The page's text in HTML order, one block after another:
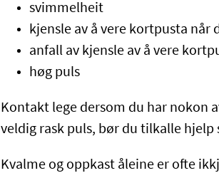
svimmelheit
kjensle av å vere kortpusta når
anfall av kjensle av å vere
høg puls
Kontakt lege dersom du har nokon
veldig rask puls, bør du tilkalle hjelp
Kvalme og oppkast åleine er ofte